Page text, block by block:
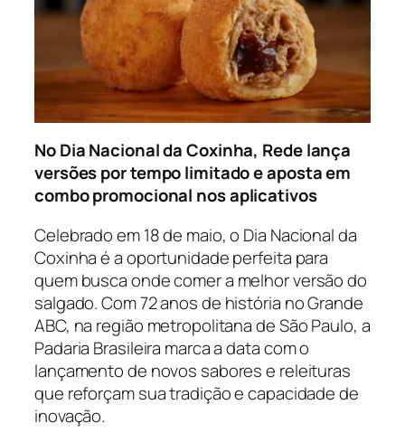
No Dia Nacional da Coxinha, Rede lança
versões por tempo limitado e aposta em
combo promocional nos aplicativos
Celebrado em 18 de maio, o Dia Nacional da
Coxinha é a oportunidade perfeita para
quem busca onde comer a melhor versão do
salgado. Com 72 anos de história no Grande
ABC, na região metropolitana de São Paulo, a
Padaria Brasileira marca a data com o
lançamento de novos sabores e releituras
que reforçam sua tradição e capacidade de
inovação.